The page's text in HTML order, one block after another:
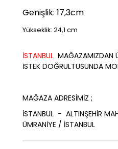
Genişlik: 17,3cm
Yükseklik: 24,1 cm
İSTANBUL MAĞAZAMIZDAN
İSTEK DOĞRULTUSUNDA
MAĞAZA ADRESİMİZ ;
İSTANBUL - ALTINŞEHİR
ÜMRANİYE / İSTANBUL